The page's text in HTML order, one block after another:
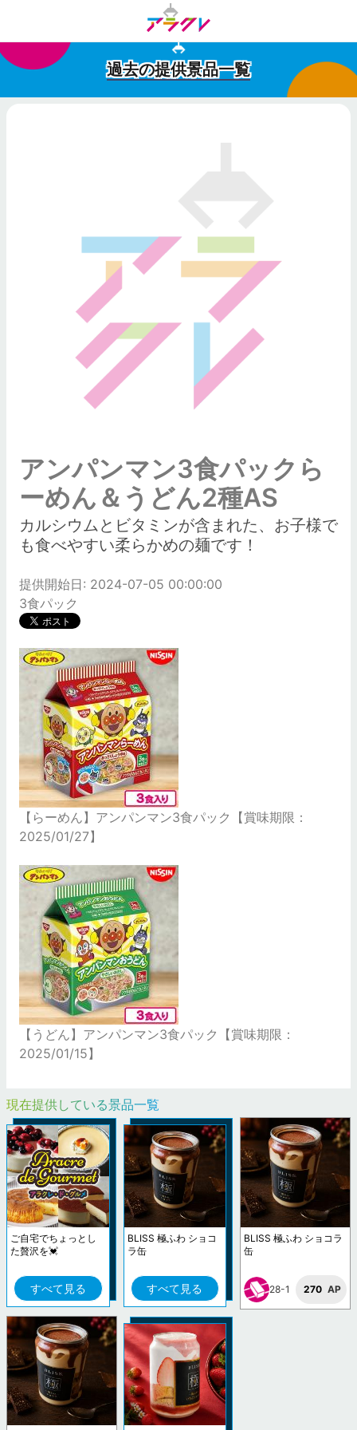
過去の提供景品一覧
アンパンマン3食パックら
ーめん＆うどん2種AS
カルシウムとビタミンが含まれた、お子様で
も食べやすい柔らかめの麺です！
提供開始日: 2024-07-05 00:00:00
3食パック
【らーめん】アンパンマン3食パック【賞味期限：
2025/01/27】
【うどん】アンパンマン3食パック【賞味期限：
2025/01/15】
現在提供している景品一覧
ご自宅でちょっとし
た贅沢を💓
すべて見る
BLISS 極ふわ ショコ
ラ缶
すべて見る
BLISS 極ふわ ショコラ
缶
28-1 270 AP